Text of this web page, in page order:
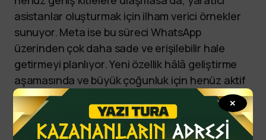
✕
asistanlar oluşturmak için ilham verici örnekler
sunuyor. Meta ise bu süreci WhatsApp
üzerinden çok daha sade ve erişilebilir hale
getirmeyi planlıyor. Yeni özellik hâlâ geliştirme
aşamasında ve büyük çoğunluk için henüz aktif
değil.